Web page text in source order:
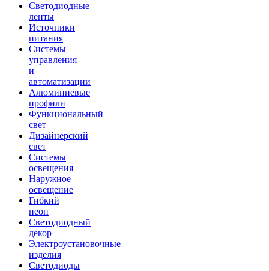
Светодиодные
ленты
Источники
питания
Системы
управления
и
автоматизации
Алюминиевые
профили
Функциональный
свет
Дизайнерский
свет
Системы
освещения
Наружное
освещение
Гибкий
неон
Светодиодный
декор
Электроустановочные
изделия
Светодиоды